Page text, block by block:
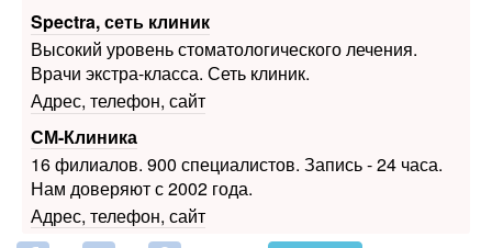
Spectra, сеть клиник
Высокий уровень стоматологического лечения.
Врачи экстра-класса. Сеть клиник.
Адрес, телефон, сайт
СМ-Клиника
16 филиалов. 900 специалистов. Запись - 24 часа.
Нам доверяют с 2002 года.
Адрес, телефон, сайт